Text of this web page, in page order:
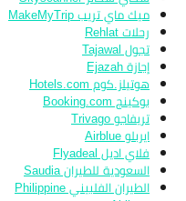
ميك ماي تريب MakeMyTrip
رحلات Rehlat
تجول Tajawal
إجازة Ejazah
هوتيلز.كوم Hotels.com
بوكينج Booking.com
تريفاجو Trivago
ايربلو Airblue
فلاي اديل Flyadeal
السعودية للطيران Saudia
الطيران الفلبيني Philippine